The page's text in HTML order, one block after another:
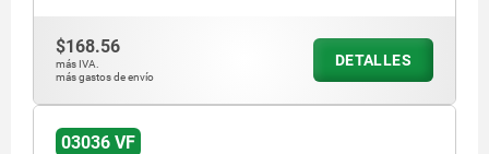
L2 = aprox. dos filetes
$168.56
más IVA.
más gastos de envío
DETALLES
03036 VF